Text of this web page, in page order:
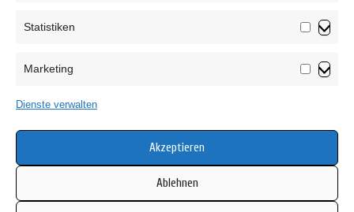
Statistiken
Marketing
Dienste verwalten
Akzeptieren
Ablehnen
Cookie-Richtlinie (EU)